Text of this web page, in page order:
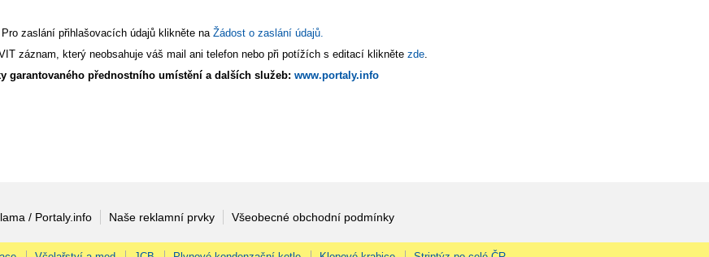
Pro zaslání přihlašovacích údajů klikněte na Žádost o zaslání údajů.
záznam, který neobsahuje váš mail ani telefon nebo při potížích s editací klikněte zde
garantovaného přednostního umístění a dalších služeb: www.portaly.info
/ Portaly.info Naše reklamní prvky Všeobecné obchodní podmínky